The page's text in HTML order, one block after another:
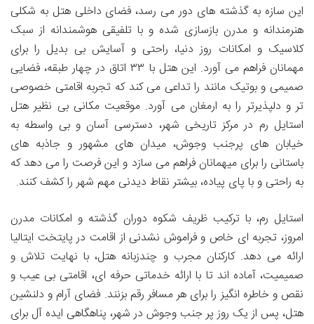
این سازه به گذشته های دور می رسد، فضای داخلی هتل به شکلی
هنرمندانه و مدرن بازسازی شده و با تلفیقی هوشمندانه از سبک
کلاسیک و امکانات روز دنیا، راحتی و آسایش بی بدیل را برای
مهمانان فراهم می آورد. این هتل با ۳۳ اتاق در چهار طبقه، فضایی
صمیمی و بوتیک مانند را تداعی می کند که تجربه اقامتی خصوصی
تر و دلپذیرتر را به ارمغان می آورد. موقعیت مکانی بی نظیر هتل
استایل رم در مرکز تاریخی شهر، دسترسی آسان و بی واسطه به
خیابان های پرجنب وجوش، میدان های مشهور و جاذبه های
باستانی را برای میهمانان فراهم می سازد و این فرصت را می دهد که
به راحتی و با پای پیاده، بیشتر نقاط دیدنی مهم شهر را کشف کنند.
استایل رم، با ترکیب ظریف شکوه دوران گذشته و امکانات مدرن
امروز، تجربه ای خاص و فراموش نشدنی از اقامت در پایتخت ایتالیا
ارائه می دهد. کارکنان مجرب و چندزبانه هتل، با نهایت تلاش و
صمیمیت، آماده اند تا با ارائه خدماتی حرفه ای، اقامتی بی عیب و
نقص و خاطره انگیز را برای هر مسافر رقم بزنند. فضای آرام و دلنشین
هتل، پس از یک روز پر جنب وجوش در شهر، پناهگاهی ایده آل برای